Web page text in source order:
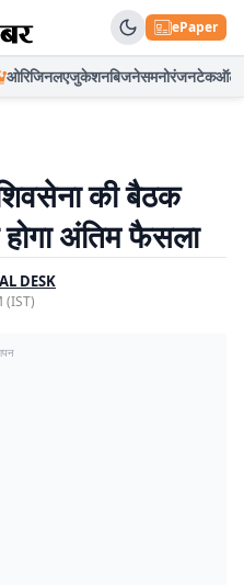
ePaper
ओरिजिनलएजुकेशनबिजनेसमनोरंजनटेकऑटो
की बैठक
अंतिम फैसला
DESK
(IST)